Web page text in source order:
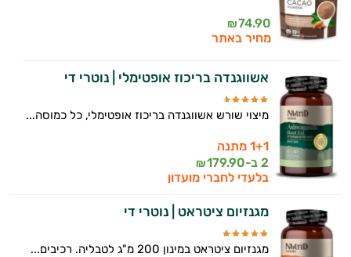
74.90
₪
מחיר באתר
אשווגנדה בריכוז אופטימלי | נוטרי די
מיצוי שורש אשווגנדה בריכוז אופטימלי, כל כמוסה...
1+1 מתנה
2 ב-
179.90
₪
בלעדי לחברי מועדון
מגנזיום ציטראט | נוטרי די
מגנזיום ציטראט במינון 200 מ"ג לטבליה. רכיבים...